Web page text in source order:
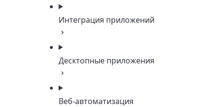
Интеграция приложений
Десктопные приложения
Веб-автоматизация